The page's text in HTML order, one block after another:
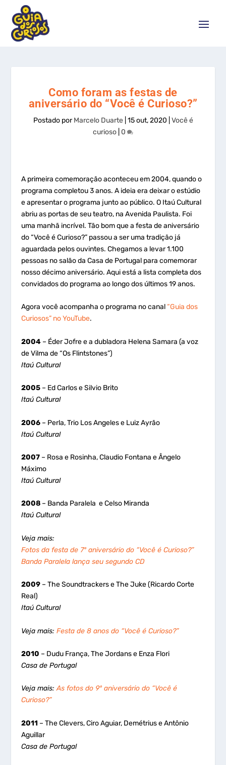
Como foram as festas de
aniversário do “Você é Curioso?”
Postado porMarcelo Duarte| 15 out, 2020 Você é
curioso 0
A primeira comemoração aconteceu em 2004, quando o
programa completou 3 anos. A ideia era deixar o estúdio
e apresentar o programa junto ao público. O Itaú Cultural
abriu as portas de seu teatro, na Avenida Paulista. Foi
uma manhã incrível. Tão bom que a festa de aniversário
do “Você é Curioso?” passou a ser uma tradição já
aguardada pelos ouvintes. Chegamos a levar 1.100
pessoas no salão da Casa de Portugal para comemorar
nosso décimo aniversário. Aqui está a lista completa dos
convidados do programa ao longo dos últimos 19 anos.
Agora você acompanha o programa no canal“Guia dos
Curiosos” no YouTube.
2004 – Éder Jofre e a dubladora Helena Samara (a voz
de Vilma de “Os Flintstones”)
Itaú Cultural
2005 – Ed Carlos e Silvio Brito
Itaú Cultural
2006 – Perla, Trio Los Angeles e Luiz Ayrão
Itaú Cultural
2007 – Rosa e Rosinha, Claudio Fontana e Ângelo
Máximo
Itaú Cultural
2008 – Banda Paralela e Celso Miranda
Itaú Cultural
Veja mais:
Fotos da festa de 7º aniversário do “Você é Curioso?”
Banda Paralela lança seu segundo CD
2009 – The Soundtrackers e The Juke (Ricardo Corte
Real)
Itaú Cultural
Veja mais:Festa de 8 anos do “Você é Curioso?”
2010 – Dudu França, The Jordans e Enza Flori
Casa de Portugal
Veja mais:As fotos do 9º aniversário do “Você é
Curioso?”
2011 – The Clevers, Ciro Aguiar, Demétrius e Antônio
Aguillar
Casa de Portugal